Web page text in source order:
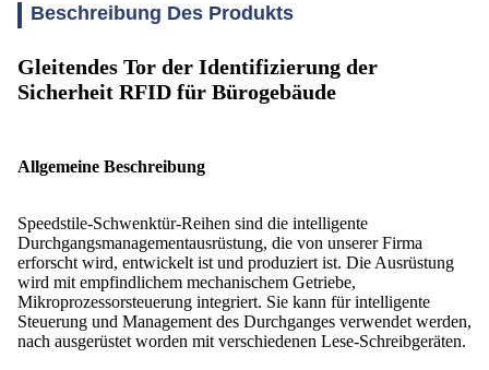
Beschreibung Des Produkts
Gleitendes Tor der Identifizierung der
Sicherheit RFID für Bürogebäude
Allgemeine Beschreibung
Speedstile-Schwenktür-Reihen sind die intelligente
Durchgangsmanagementausrüstung, die von unserer Firma
erforscht wird, entwickelt ist und produziert ist. Die Ausrüstung
wird mit empfindlichem mechanischem Getriebe,
Mikroprozessorsteuerung integriert. Sie kann für intelligente
Steuerung und Management des Durchganges verwendet werden,
nach ausgerüstet worden mit verschiedenen Lese-Schreibgeräten.